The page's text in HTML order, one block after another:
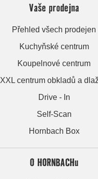
Vaše prodejna
Přehled všech prodejen
Kuchyňské centrum
Koupelnové centrum
XXL centrum obkladů a
Drive - In
Self-Scan
Hornbach Box
O HORNBACHu